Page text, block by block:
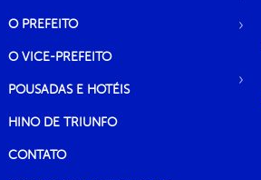
O PREFEITO
O VICE-PREFEITO
POUSADAS E HOTÉIS
HINO DE TRIUNFO
CONTATO